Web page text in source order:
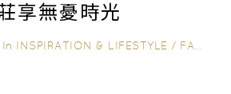
享無憂時光
In INSPIRATION & LIFESTYLE / FAMILY FUN